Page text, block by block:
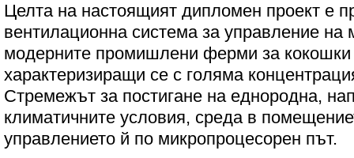
Целта на настоящият дипломен проект е
вентилационна система за управление на
модерните промишлени ферми за кокошки
характеризиращи се с голяма
Стремежът за постигане на еднородна,
климатичните условия, среда в
управлението й по микропроцесорен път.